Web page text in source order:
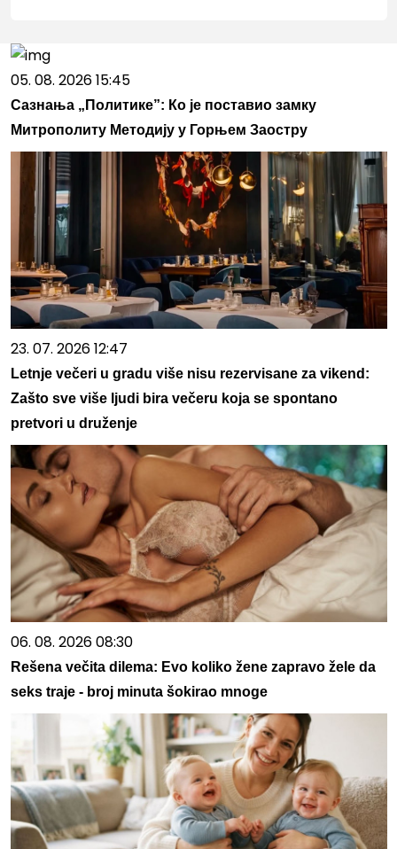
05. 08. 2026 15:45
Сазнања „Политике”: Ко је поставио замку
Митрополиту Методију у Горњем Заостру
23. 07. 2026 12:47
Letnje večeri u gradu više nisu rezervisane za vikend:
Zašto sve više ljudi bira večeru koja se spontano
pretvori u druženje
06. 08. 2026 08:30
Rešena večita dilema: Evo koliko žene zapravo žele da
seks traje - broj minuta šokirao mnoge